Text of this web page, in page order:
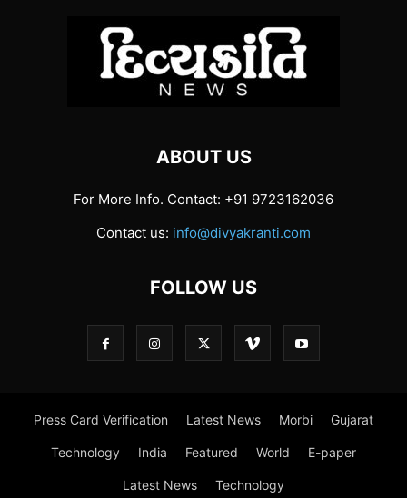
ABOUT US
For More Info. Contact: +91 9723162036
Contact us: info@divyakranti.com
FOLLOW US
Press Card Verification Latest News Morbi Gujarat
Technology India Featured World E-paper
Latest News Technology